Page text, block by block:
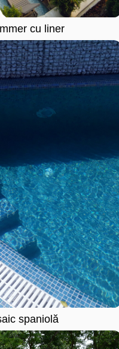
cu liner
spaniolă